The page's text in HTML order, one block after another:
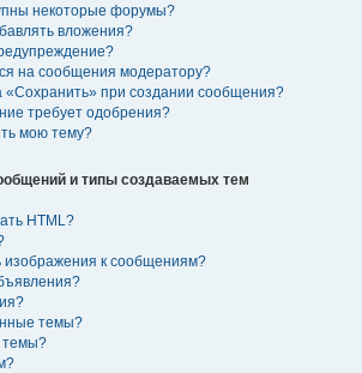
некоторые форумы?
вложения?
на сообщения модератору?
«Сохранить» при создании сообщения?
требует одобрения?
мою тему?
и типы создаваемых тем
HTML?
изображения к сообщениям?
темы?
темы?